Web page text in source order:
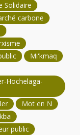
Solidaire
carbone
Mi'kmaq
Hochelaga-
Mot en N
public